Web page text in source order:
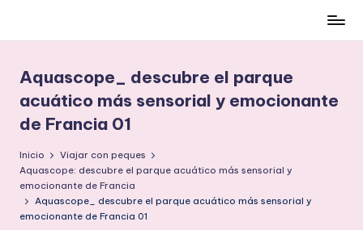
contenido
low-
cost
y
no
en
el
intento
Aquascope_ descubre el parque
acuático más sensorial y emocionante
de Francia 01
Inicio
Viajar con peques
Aquascope: descubre el parque acuático más sensorial y
emocionante de Francia
Aquascope_ descubre el parque acuático más sensorial y
emocionante de Francia 01